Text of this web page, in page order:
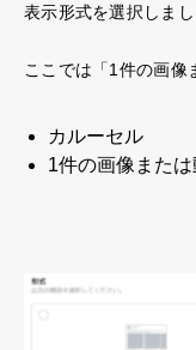
表示形式を選択しまし
ここでは「1件の画像
カルーセル
1件の画像また